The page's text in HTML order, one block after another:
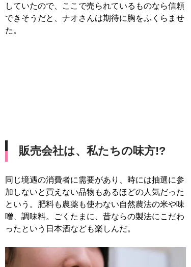
していたので、ここで売られているものなら信頼
できそうだと、ナオさんは期待に胸をふくらませ
た。
販売会社は、私たちの味方!?
同じ境遇の消費者に需要があり、時には抽選に参
加しないと買えない品物もあるほどの人気だった
という。肥料も農薬も使わない自然農法の米や味
噌、調味料。ごくたまに、昔ならの製法にこだわ
ったという日本酒なども楽しんだ。